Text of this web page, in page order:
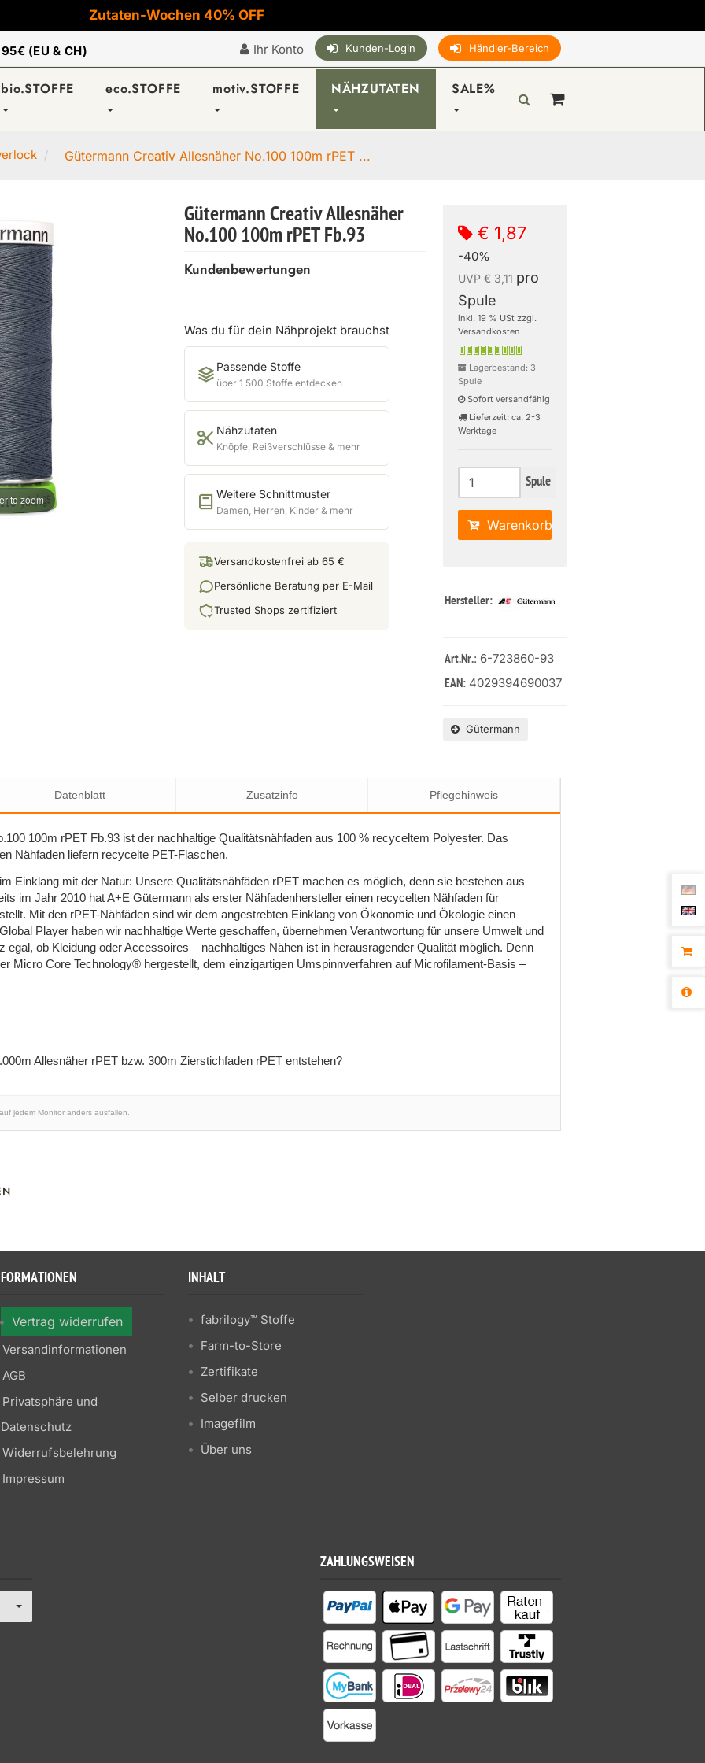
Zutaten-Wochen 40% OFF
95€ (EU & CH) Ihr Konto Kunden-Login Händler-Bereich
bio.STOFFE eco.STOFFE motiv.STOFFE NÄHZUTATEN SALE%
Gütermann Creativ Allesnäher No.100 100m rPET ...
to zoom
Gütermann Creativ Allesnäher
No.100 100m rPET Fb.93
Kundenbewertungen
Was du für dein Nähprojekt brauchst
Passende Stoffe
über 1 500 Stoffe entdecken
Nähzutaten
Knöpfe, Reißverschlüsse & mehr
Weitere Schnittmuster
Damen, Herren, Kinder & mehr
Versandkostenfrei ab 65 €
Persönliche Beratung per E-Mail
Trusted Shops zertifiziert
€ 1,87
-40%
UVP € 3,11 pro
Spule
inkl. 19 % USt zzgl.
Versandkosten
Lagerbestand: 3
Spule
Sofort versandfähig
Lieferzeit: ca. 2-3
Werktage
Spule
Warenkorb
Hersteller:
Art.Nr.: 6-723860-93
EAN: 4029394690037
Gütermann
Datenblatt Zusatzinfo Pflegehinweis
100m rPET Fb.93 ist der nachhaltige Qualitätsnähfaden aus 100 % recyceltem Polyester. Das
Nähfaden liefern recycelte PET-Flaschen.
Einklang mit der Natur: Unsere Qualitätsnähfäden rPET machen es möglich, denn sie bestehen aus
im Jahr 2010 hat A+E Gütermann als erster Nähfadenhersteller einen recycelten Nähfaden für
Mit den rPET-Nähfäden sind wir dem angestrebten Einklang von Ökonomie und Ökologie einen
Player haben wir nachhaltige Werte geschaffen, übernehmen Verantwortung für unsere Umwelt und
ob Kleidung oder Accessoires – nachhaltiges Nähen ist in herausragender Qualität möglich. Denn
Micro Core Technology® hergestellt, dem einzigartigen Umspinnverfahren auf Microfilament-Basis –
Allesnäher rPET bzw. 300m Zierstichfaden rPET entstehen?
jedem Monitor anders ausfallen.
Vertrag widerrufen
Versandinformationen
AGB
Privatsphäre und
Datenschutz
Widerrufsbelehrung
Impressum
INHALT
fabrilogy™ Stoffe
Farm-to-Store
Zertifikate
Selber drucken
Imagefilm
Über uns
ZAHLUNGSWEISEN